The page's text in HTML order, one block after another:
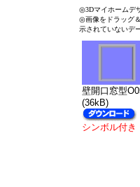
◎3Dマイホームデ
◎画像をドラッグ
示されていないデ
壁開口窓型
(36kB)
シンボル付き